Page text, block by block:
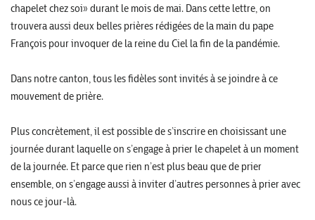
chapelet chez soi» durant le mois de mai. Dans cette lettre, on
trouvera aussi deux belles prières rédigées de la main du pape
François pour invoquer de la reine du Ciel la fin de la pandémie.
Dans notre canton, tous les fidèles sont invités à se joindre à ce
mouvement de prière.
Plus concrètement, il est possible de s’inscrire en choisissant une
journée durant laquelle on s’engage à prier le chapelet à un moment
de la journée. Et parce que rien n’est plus beau que de prier
ensemble, on s’engage aussi à inviter d’autres personnes à prier avec
nous ce jour-là.